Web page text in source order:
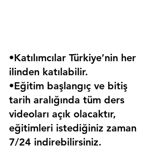
•Katılımcılar Türkiye’nin her
ilinden katılabilir.
•Eğitim başlangıç ve bitiş
tarih aralığında tüm ders
videoları açık olacaktır,
eğitimleri istediğiniz zaman
7/24 indirebilirsiniz.